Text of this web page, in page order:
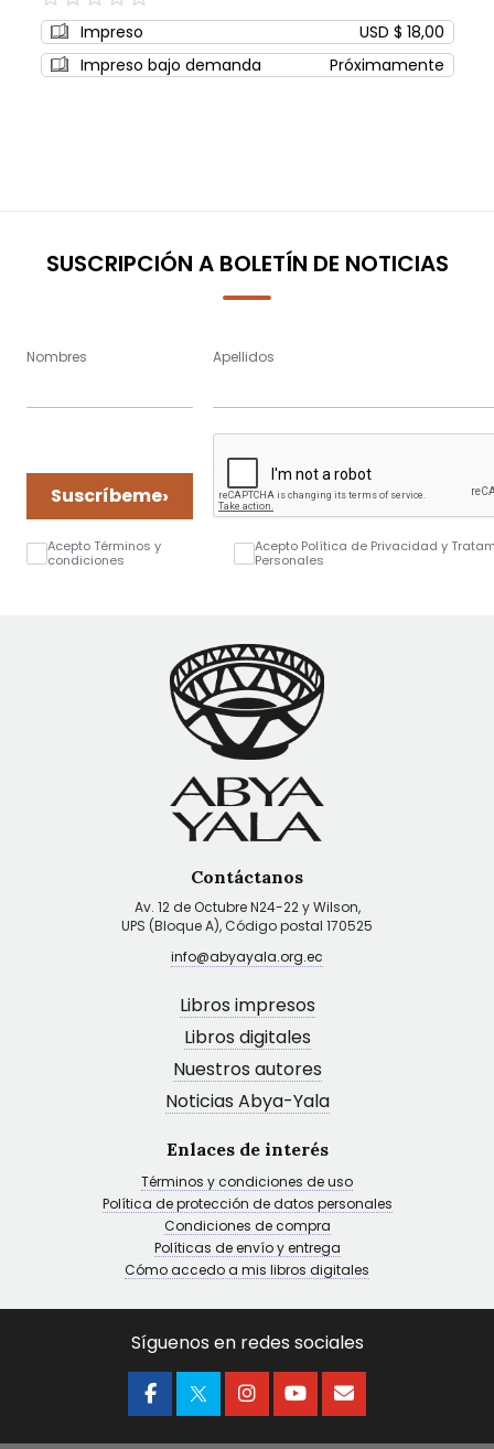
0%
Impreso
USD $ 18,00
Impreso bajo demanda
Próximamente
SUSCRIPCIÓN A BOLETÍN DE NOTICIAS
Nombres Apellidos
Suscríbeme›
Acepto Términos y
condiciones
Acepto Política de Privacidad y
Personales
Contáctanos
Av. 12 de Octubre N24-22 y Wilson,
UPS (Bloque A), Código postal 170525
info@abyayala.org.ec
Libros impresos
Libros digitales
Nuestros autores
Noticias Abya-Yala
Enlaces de interés
Términos y condiciones de uso
Política de protección de datos personales
Condiciones de compra
Políticas de envío y entrega
Cómo accedo a mis libros digitales
Síguenos en redes sociales